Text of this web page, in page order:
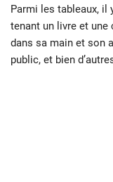
Parmi les tableaux, il
tenant un livre et
dans sa main et son
public, et bien